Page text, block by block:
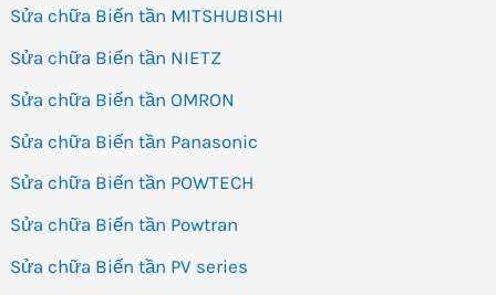
Sửa chữa Biến tần MITSHUBISHI
Sửa chữa Biến tần NIETZ
Sửa chữa Biến tần OMRON
Sửa chữa Biến tần Panasonic
Sửa chữa Biến tần POWTECH
Sửa chữa Biến tần Powtran
Sửa chữa Biến tần PV series